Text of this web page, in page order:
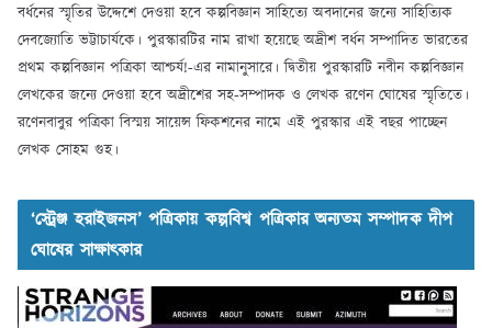
বর্ধনের স্মৃতির উদ্দেশে দেওয়া হবে কল্পবিজ্ঞান সাহিত্যে অবদানের জন্যে সাহিত্যিক
দেবজ্যোতি ভট্টাচার্যকে। পুরস্কারটির নাম রাখা হয়েছে অদ্রীশ বর্ধন সম্পাদিত ভারতের
প্রথম কল্পবিজ্ঞান পত্রিকা আশ্চর্য!-এর নামানুসারে। দ্বিতীয় পুরস্কারটি নবীন কল্পবিজ্ঞান
লেখকের জন্যে দেওয়া হবে অদ্রীশের সহ-সম্পাদক ও লেখক রণেন ঘোষের স্মৃতিতে।
রণেনবাবুর পত্রিকা বিস্ময় সায়েন্স ফিকশনের নামে এই পুরস্কার এই বছর পাচ্ছেন
লেখক সোহম গুহ।
‘স্ট্রেঞ্জ হরাইজনস’ পত্রিকায় কল্পবিশ্ব পত্রিকার অন্যতম সম্পাদক দীপ
ঘোষের সাক্ষাৎকার